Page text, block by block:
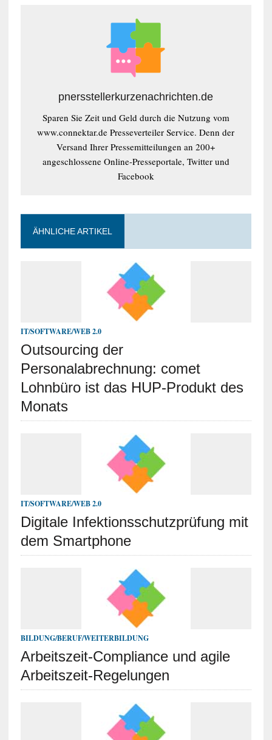
pnersstellerkurzenachrichten.de
Sparen Sie Zeit und Geld durch die Nutzung vom
www.connektar.de Presseverteiler Service. Denn der
Versand Ihrer Pressemitteilungen an 200+
angeschlossene Online-Presseportale, Twitter und
Facebook
ÄHNLICHE ARTIKEL
IT/SOFTWARE/WEB 2.0
Outsourcing der
Personalabrechnung: comet
Lohnbüro ist das HUP-Produkt des
Monats
IT/SOFTWARE/WEB 2.0
Digitale Infektionsschutzprüfung mit
dem Smartphone
BILDUNG/BERUF/WEITERBILDUNG
Arbeitszeit-Compliance und agile
Arbeitszeit-Regelungen